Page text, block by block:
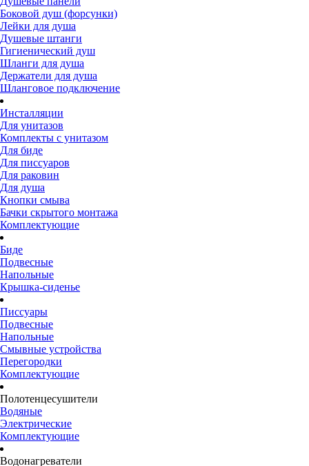
Боковой душ (форсунки)
Лейки для душа
Душевые штанги
Гигиенический душ
Шланги для душа
Держатели для душа
Шланговое подключение
Инсталляции
Для унитазов
Комплекты с унитазом
Для биде
Для писсуаров
Для раковин
Для душа
Кнопки смыва
Бачки скрытого монтажа
Комплектующие
Биде
Подвесные
Напольные
Крышка-сиденье
Писсуары
Подвесные
Напольные
Смывные устройства
Перегородки
Комплектующие
Полотенцесушители
Водяные
Электрические
Комплектующие
Водонагреватели